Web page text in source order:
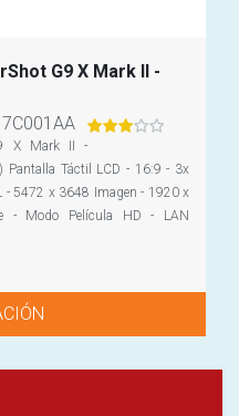
G9 X Mark II -
X Mark II -
Pantalla Táctil LCD - 16:9 - 3x
- 5472 x 3648 Imagen - 1920 x
- Modo Película HD - LAN